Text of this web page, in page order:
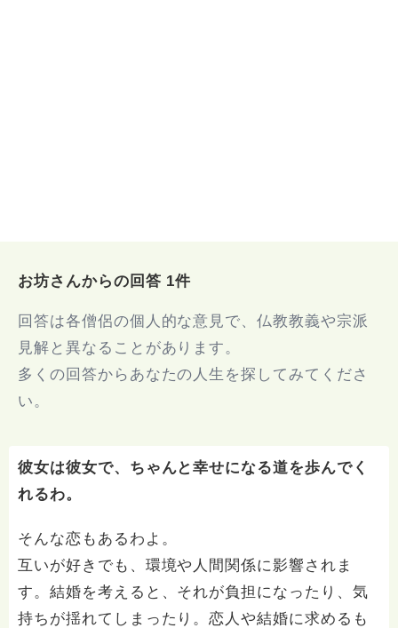
お坊さんからの回答 1件
回答は各僧侶の個人的な意見で、仏教教義や宗派
見解と異なることがあります。
多くの回答からあなたの人生を探してみてくださ
い。
彼女は彼女で、ちゃんと幸せになる道を歩んでく
れるわ。
そんな恋もあるわよ。
互いが好きでも、環境や人間関係に影響されま
す。結婚を考えると、それが負担になったり、気
持ちが揺れてしまったり。恋人や結婚に求めるも